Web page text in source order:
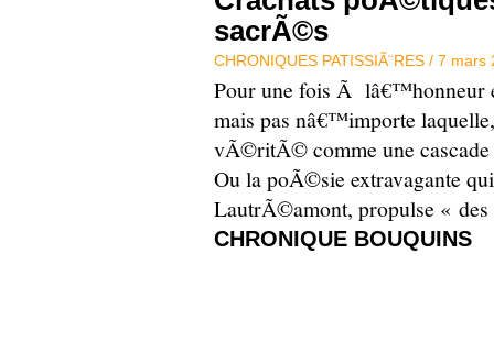
sacrÃ©s
CHRONIQUES PATISSIÃ¨RES / 7 mars
Pour une fois Ã lâ€™honneur
mais pas nâ€™importe
vÃ©ritÃ© comme une
Ou la poÃ©sie extravagante
LautrÃ©amont, propulse «
CHRONIQUE BOUQUINS